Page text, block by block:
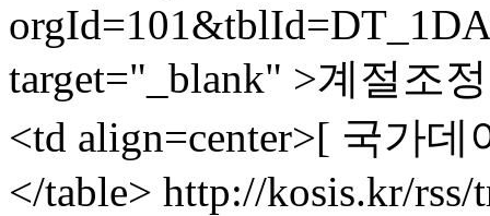
target="_blank" >계절조
<td align=center>[ 국가
</table> http://kosis.kr/rss/